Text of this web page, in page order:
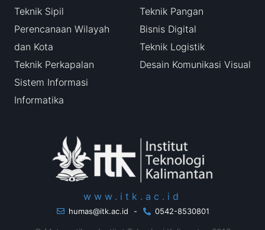
Teknik Sipil
Perencanaan Wilayah
dan Kota
Teknik Perkapalan
Sistem Informasi
Informatika
Teknik Pangan
Bisnis Digital
Teknik Logistik
Desain Komunikasi Visual
www.itk.ac.id
humas@itk.ac.id - 0542-8530801